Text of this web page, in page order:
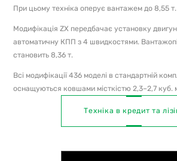
При цьому техніка оперує вантажем до 8,55 т.
Модифікація ZX передбачає установку
автоматичну КПП з 4 швидкостями.
становить 8,36 т.
Всі модифікації 436 моделі в стандартній
оснащуються ковшами місткістю 2,3–2,7 куб.
Техніка в кредит та